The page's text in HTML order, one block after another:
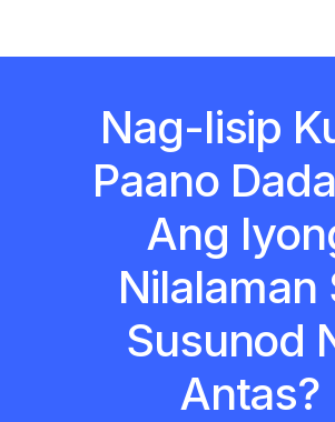
Nag-Iisip
Paano
Ang
Nilalaman
Susunod
Antas?